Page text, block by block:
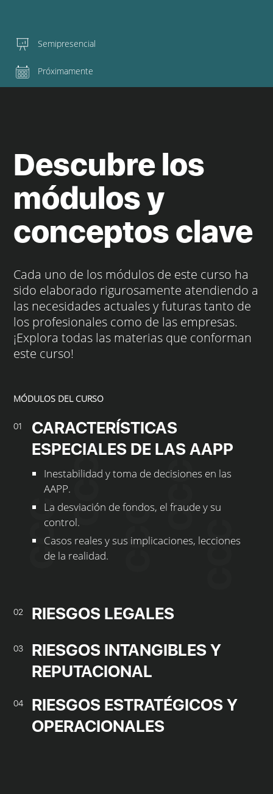
Semipresencial
Próximamente
Descubre los
módulos y
conceptos clave
Cada uno de los módulos de este curso ha
sido elaborado rigurosamente atendiendo a
las necesidades actuales y futuras tanto de
los profesionales como de las empresas.
¡Explora todas las materias que conforman
este curso!
MÓDULOS DEL CURSO
01
CARACTERÍSTICAS
ESPECIALES DE LAS AAPP
Inestabilidad y toma de decisiones en las
AAPP.
La desviación de fondos, el fraude y su
control.
Casos reales y sus implicaciones, lecciones
de la realidad.
02 RIESGOS LEGALES
03
RIESGOS INTANGIBLES Y
REPUTACIONAL
04
RIESGOS ESTRATÉGICOS Y
OPERACIONALES